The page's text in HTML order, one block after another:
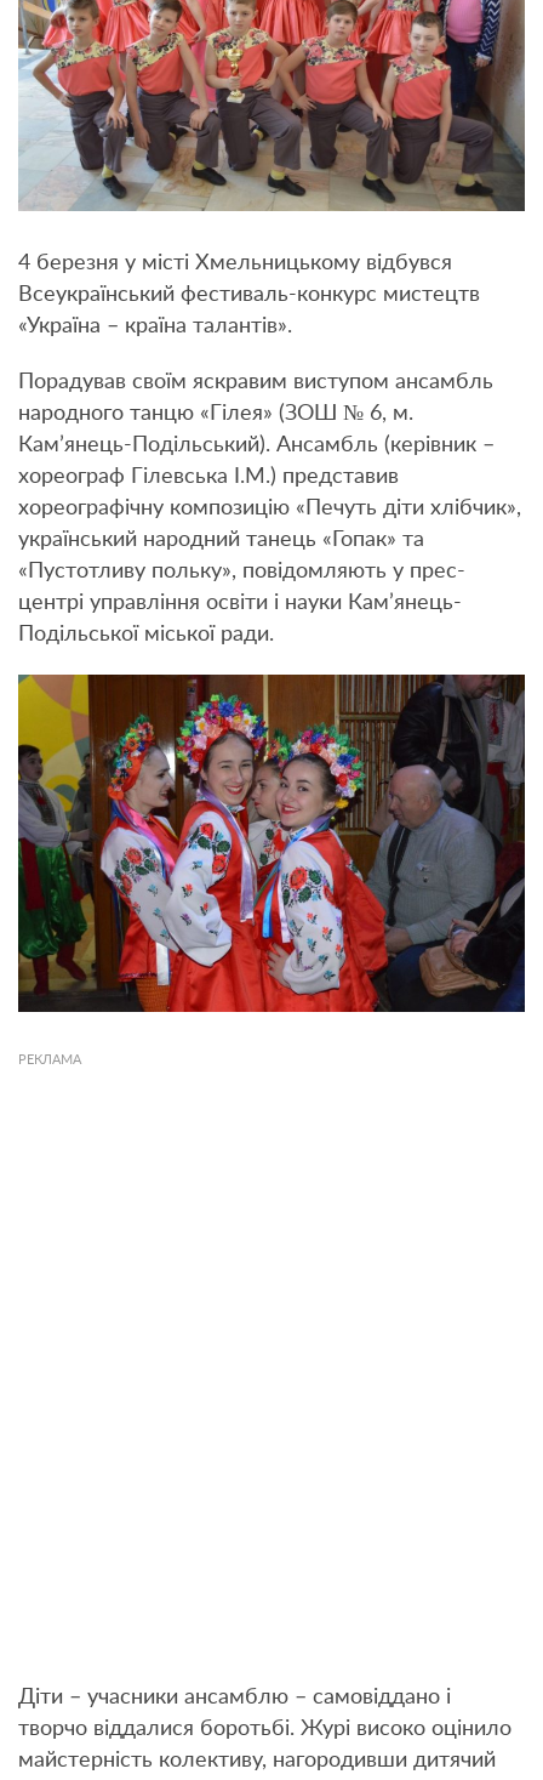
4 березня у місті Хмельницькому відбувся
Всеукраїнський фестиваль-конкурс мистецтв
«Україна – країна талантів».
Порадував своїм яскравим виступом ансамбль
народного танцю «Гілея» (ЗОШ № 6, м.
Кам’янець-Подільський). Ансамбль (керівник –
хореограф Гілевська І.М.) представив
хореографічну композицію «Печуть діти хлібчик»,
український народний танець «Гопак» та
«Пустотливу польку», повідомляють у прес-
центрі управління освіти і науки Кам’янець-
Подільської міської ради.
РЕКЛАМА
Діти – учасники ансамблю – самовіддано і
творчо віддалися боротьбі. Журі високо оцінило
майстерність колективу, нагородивши дитячий